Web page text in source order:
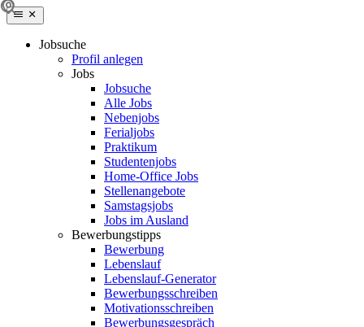
Jobsuche
Profil anlegen
Jobs
Jobsuche
Alle Jobs
Nebenjobs
Ferialjobs
Praktikum
Studentenjobs
Home-Office Jobs
Stellenangebote
Samstagsjobs
Jobs im Ausland
Bewerbungstipps
Bewerbung
Lebenslauf
Lebenslauf-Generator
Bewerbungsschreiben
Motivationsschreiben
Bewerbungsgespräch